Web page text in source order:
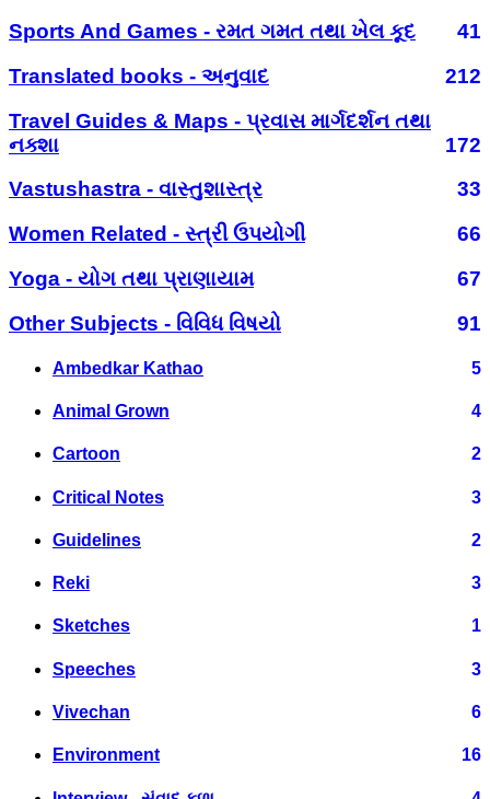
Sports And Games - રમત ગમત તથા ખેલ કૂદ
41
Translated books - અનુવાદ
212
Travel Guides & Maps - પ્રવાસ માર્ગદર્શન તથા
નક્શા
172
Vastushastra - વાસ્તુશાસ્ત્ર
33
Women Related - સ્ત્રી ઉપયોગી
66
Yoga - યોગ તથા પ્રાણાયામ
67
Other Subjects - વિવિધ વિષયો
91
Ambedkar Kathao 5
Animal Grown 4
Cartoon 2
Critical Notes 3
Guidelines 2
Reki 3
Sketches 1
Speeches 3
Vivechan 6
Environment 16